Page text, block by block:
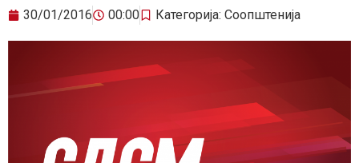
30/01/2016 00:00 Категорија: Соопштенија